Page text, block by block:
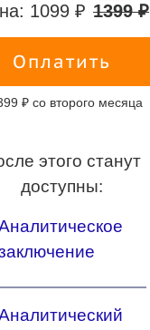
1099 ₽ 1399 ₽
Оплатить
₽ со второго месяца
этого станут
доступны: